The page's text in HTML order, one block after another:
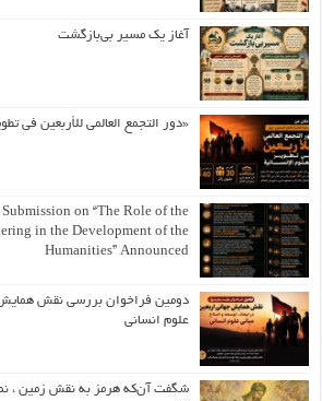
آغاز یک مسیر بی‌بازگشت
«دور التجمع العالمي للأربعين في
on “The Role of the
in the Development of the
Humanities” Announced
دومین فراخوان بررسی نقش همایش
علوم انسانی
شگفت آن‌که هرمز به نقش زمین ،